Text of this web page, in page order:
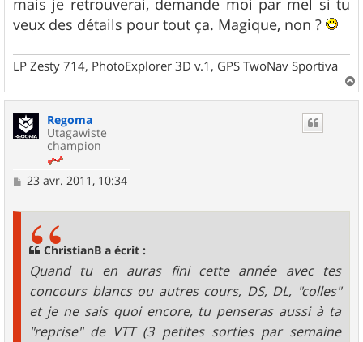
veux des détails pour tout ça. Magique, non ?
LP Zesty 714, PhotoExplorer 3D v.1, GPS TwoNav Sportiva
a
Regoma
Utagawiste
champion
M
23 avr. 2011, 10:34
ChristianB a écrit :
Quand tu en auras fini cette année avec tes
concours blancs ou autres cours, DS, DL, "colles"
et je ne sais quoi encore, tu penseras aussi à ta
"reprise" de VTT (3 petites sorties par semaine